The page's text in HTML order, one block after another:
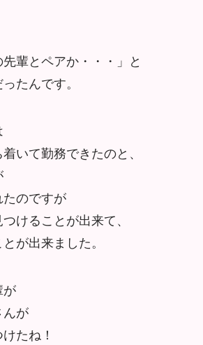
先輩とペアか・・・」と
ったんです。
いて勤務できたのと、
たのですが
けることが出来て、
が出来ました。
が
んが
たね！